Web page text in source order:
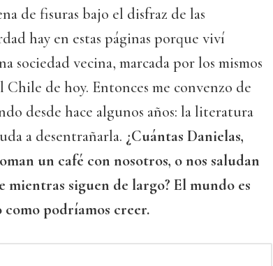
de fisuras bajo el disfraz de las
hay en estas páginas porque viví
sociedad vecina, marcada por los mismos
Chile de hoy. Entonces me convenzo de
desde hace algunos años: la literatura
a desentrañarla. ¿Cuántas Danielas,
un café con nosotros, o nos saludan
mientras siguen de largo? El mundo es
podríamos creer.